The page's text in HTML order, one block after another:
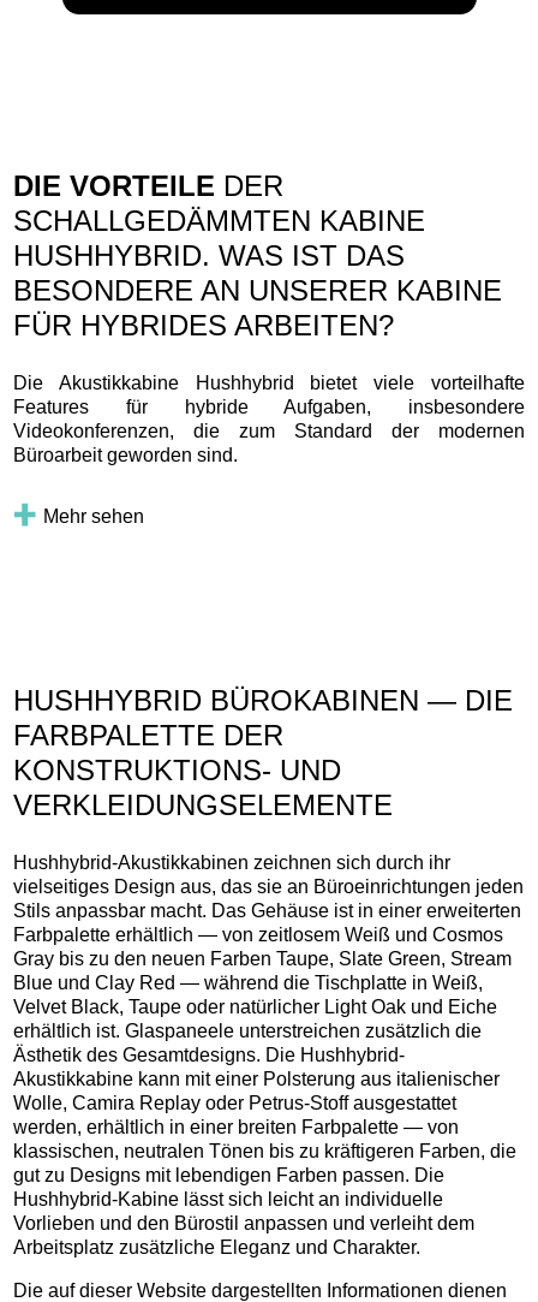
DIE VORTEILE DER
SCHALLGEDÄMMTEN KABINE
HUSHHYBRID. WAS IST DAS
BESONDERE AN UNSERER KABINE
FÜR HYBRIDES ARBEITEN?
Die Akustikkabine Hushhybrid bietet viele vorteilhafte
Features für hybride Aufgaben, insbesondere
Videokonferenzen, die zum Standard der modernen
Büroarbeit geworden sind.
Mehr sehen
HUSHHYBRID BÜROKABINEN — DIE
FARBPALETTE DER
KONSTRUKTIONS- UND
VERKLEIDUNGSELEMENTE
Hushhybrid-Akustikkabinen zeichnen sich durch ihr
vielseitiges Design aus, das sie an Büroeinrichtungen jeden
Stils anpassbar macht. Das Gehäuse ist in einer erweiterten
Farbpalette erhältlich — von zeitlosem Weiß und Cosmos
Gray bis zu den neuen Farben Taupe, Slate Green, Stream
Blue und Clay Red — während die Tischplatte in Weiß,
Velvet Black, Taupe oder natürlicher Light Oak und Eiche
erhältlich ist. Glaspaneele unterstreichen zusätzlich die
Ästhetik des Gesamtdesigns. Die Hushhybrid-
Akustikkabine kann mit einer Polsterung aus italienischer
Wolle, Camira Replay oder Petrus-Stoff ausgestattet
werden, erhältlich in einer breiten Farbpalette — von
klassischen, neutralen Tönen bis zu kräftigeren Farben, die
gut zu Designs mit lebendigen Farben passen. Die
Hushhybrid-Kabine lässt sich leicht an individuelle
Vorlieben und den Bürostil anpassen und verleiht dem
Arbeitsplatz zusätzliche Eleganz und Charakter.
Die auf dieser Website dargestellten Informationen dienen